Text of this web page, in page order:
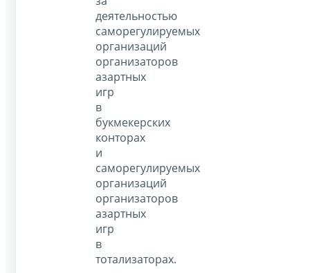
деятельностью
саморегулируемых
организаций
организаторов
азартных
игр
в
букмекерских
конторах
и
саморегулируемых
организаций
организаторов
азартных
игр
в
тотализаторах.